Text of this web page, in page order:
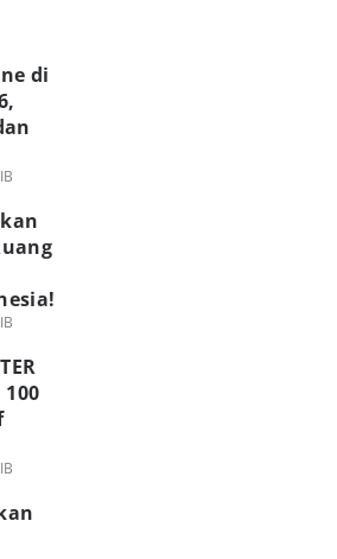
Fighter 6,
Agresif dan
2026, 20:00 WIB
di